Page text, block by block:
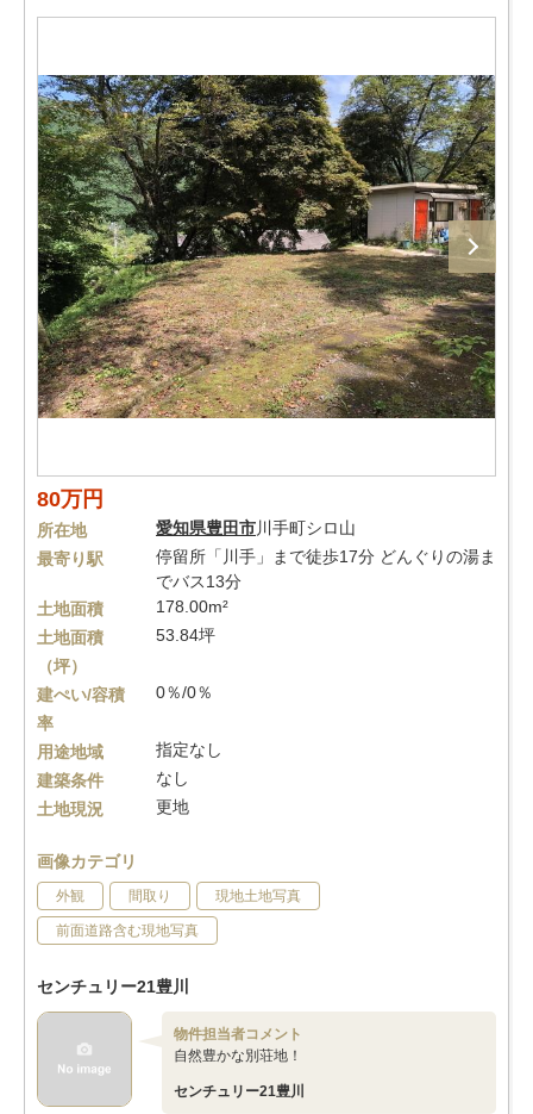
80万円
所在地 愛知県豊田市川手町シロ山
最寄り駅
停留所「川手」まで徒歩17分 どんぐりの湯ま
でバス13分
土地面積
178.00m²
土地面積
（坪）
53.84坪
建ぺい/容積
率
0％/0％
用途地域
指定なし
建築条件
なし
土地現況
更地
画像カテゴリ
外観 間取り 現地土地写真
前面道路含む現地写真
センチュリー21豊川
物件担当者コメント
自然豊かな別荘地！
センチュリー21豊川